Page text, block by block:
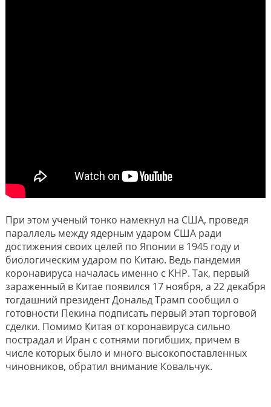
При этом ученый тонко намекнул на США, проведя
параллель между ядерным ударом США ради
достижения своих целей по Японии в 1945 году и
биологическим ударом по Китаю. Ведь пандемия
коронавируса началась именно с КНР. Так, первый
зараженный в Китае появился 17 ноября, а 22 декабря
тогдашний президент Дональд Трамп сообщил о
готовности Пекина подписать первый этап торговой
сделки. Помимо Китая от коронавируса сильно
пострадал и Иран с сотнями погибших, причем в
числе которых было и много высокопоставленных
чиновников, обратил внимание Ковальчук.